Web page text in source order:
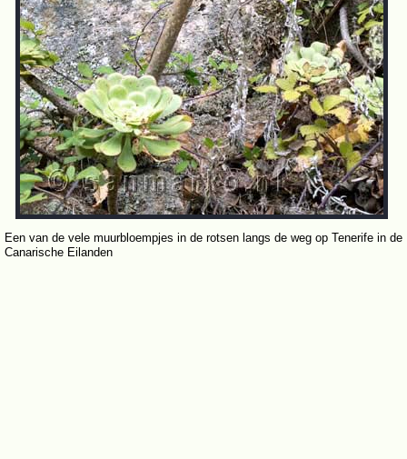
Een van de vele muurbloempjes in de rotsen langs de weg op Tenerife in de
Canarische Eilanden